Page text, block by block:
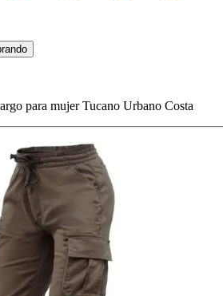
para mujer Tucano Urbano Costa